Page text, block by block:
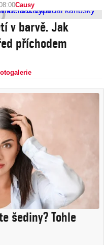
Causy
v barvě. Jak
příchodem
šediny? Tohle